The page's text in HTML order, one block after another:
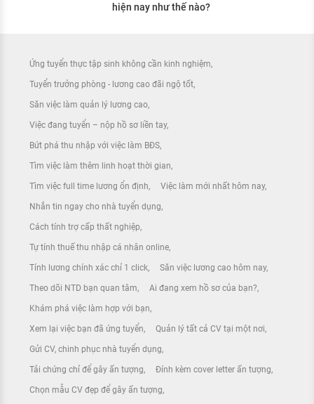
hiện nay như thế nào?
Ứng tuyển thực tập sinh không cần kinh nghiệm
Tuyển trưởng phòng - lương cao đãi ngộ tốt
Săn việc làm quản lý lương cao
Việc đang tuyển – nộp hồ sơ liền tay
Bứt phá thu nhập với việc làm BĐS
Tìm việc làm thêm linh hoạt thời gian
Tìm việc full time lương ổn định Việc làm mới nhất hôm nay
Nhắn tin ngay cho nhà tuyển dụng
Cách tính trợ cấp thất nghiệp
Tự tính thuế thu nhập cá nhân online
Tính lương chính xác chỉ 1 click Săn việc lương cao hôm nay
Theo dõi NTD bạn quan tâm Ai đang xem hồ sơ của bạn?
Khám phá việc làm hợp với bạn
Xem lại việc bạn đã ứng tuyển Quản lý tất cả CV tại một nơi
Gửi CV, chinh phục nhà tuyển dụng
Tải chứng chỉ để gây ấn tượng Đính kèm cover letter ấn tượng
Chọn mẫu CV đẹp để gây ấn tượng